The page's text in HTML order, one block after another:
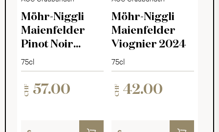
Möhr-Niggli
Maienfelder
Pinot Noir
Pilgrim 2023
75cl
CHF 57.00
Möhr-Niggli
Maienfelder
Viognier 2024
75cl
CHF 42.00